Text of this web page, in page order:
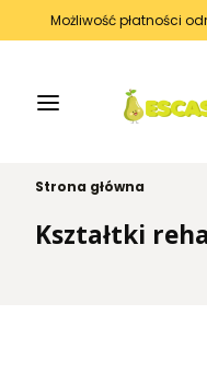
Możliwość płatności
Menu
Strona główna
Kształtki